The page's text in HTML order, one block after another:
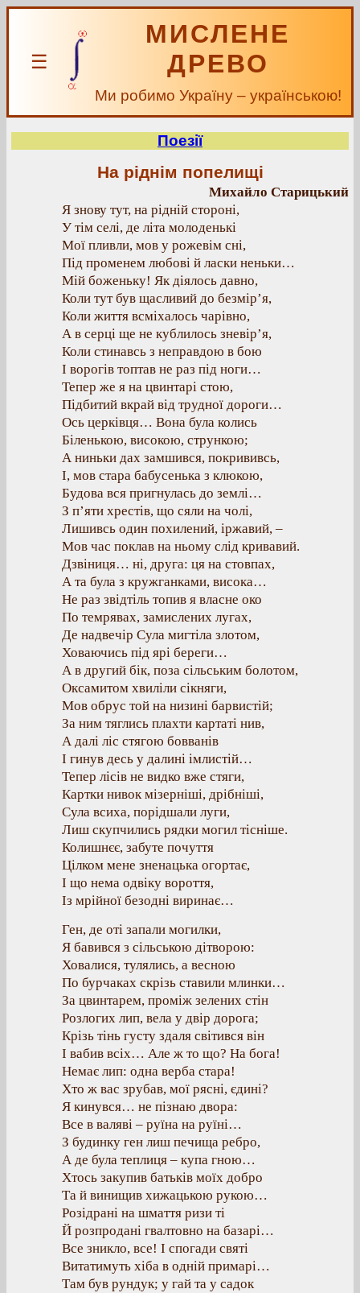
☰
МИСЛЕНЕ
ДРЕВО
Ми робимо Україну – українською!
Поезії
На ріднім попелищі
Михайло Старицький
Я знову тут, на рідній стороні,
У тім селі, де літа молоденькі
Мої пливли, мов у рожевім сні,
Під променем любові й ласки неньки…
Мій боженьку! Як діялось давно,
Коли тут був щасливий до безмір’я,
Коли життя всміхалось чарівно,
А в серці ще не кублилось зневір’я,
Коли стинавсь з неправдою в бою
І ворогів топтав не раз під ноги…
Тепер же я на цвинтарі стою,
Підбитий вкрай від трудної дороги…
Ось церківця… Вона була колись
Біленькою, високою, стрункою;
А ниньки дах замшився, покрививсь,
І, мов стара бабусенька з клюкою,
Будова вся пригнулась до землі…
З п’яти хрестів, що сяли на чолі,
Лишивсь один похилений, іржавий, –
Мов час поклав на ньому слід кривавий.
Дзвіниця… ні, друга: ця на стовпах,
А та була з кружганками, висока…
Не раз звідтіль топив я власне око
По темрявах, замислених лугах,
Де надвечір Сула мигтіла злотом,
Ховаючись під ярі береги…
А в другий бік, поза сільським болотом,
Оксамитом хвиліли сікняги,
Мов обрус той на низині барвистій;
За ним тяглись плахти картаті нив,
А далі ліс стягою бовванів
І гинув десь у далині імлистій…
Тепер лісів не видко вже стяги,
Картки нивок мізерніші, дрібніші,
Сула всиха, порідшали луги,
Лиш скупчились рядки могил тісніше.
Колишнєє, забуте почуття
Цілком мене зненацька огортає,
І що нема одвіку вороття,
Із мрійної безодні виринає…
Ген, де оті запали могилки,
Я бавився з сільською дітворою:
Ховалися, тулялись, а весною
По бурчаках скрізь ставили млинки…
За цвинтарем, проміж зелених стін
Розлогих лип, вела у двір дорога;
Крізь тінь густу здаля світився він
І вабив всіх… Але ж то що? На бога!
Немає лип: одна верба стара!
Хто ж вас зрубав, мої рясні, єдині?
Я кинувся… не пізнаю двора:
Все в валяві – руїна на руїні…
З будинку ген лиш печища ребро,
А де була теплиця – купа гною…
Хтось закупив батьків моїх добро
Та й винищив хижацькою рукою…
Розідрані на шмаття ризи ті
Й розпродані гвалтовно на базарі…
Все зникло, все! І спогади святі
Витатимуть хіба в одній примарі…
Там був рундук; у гай та у садок